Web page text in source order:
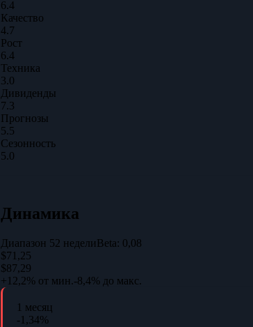
6.4
Качество
4.7
Рост
6.4
Техника
3.0
Дивиденды
7.3
Прогнозы
5.5
Сезонность
5.0
Динамика
Диапазон 52 неделиBeta: 0,08
$71,25
$87,29
+12,2% от мин.-8,4% до макс.
1 месяц
-1,34%